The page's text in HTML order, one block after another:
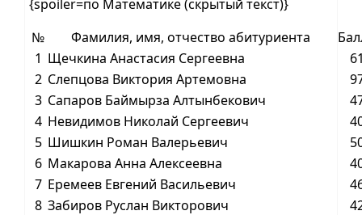
{spoiler=по Математике (скрытый текст)}
№
Фамилия, имя, отчество абитуриента
1 Щечкина Анастасия Сергеевна
2 Слепцова Виктория Артемовна
3 Сапаров Баймырза Алтынбекович
4 Невидимов Николай Сергеевич
5 Шишкин Роман Валерьевич
6 Макарова Анна Алексеевна
7 Еремеев Евгений Васильевич
8 Забиров Руслан Викторович